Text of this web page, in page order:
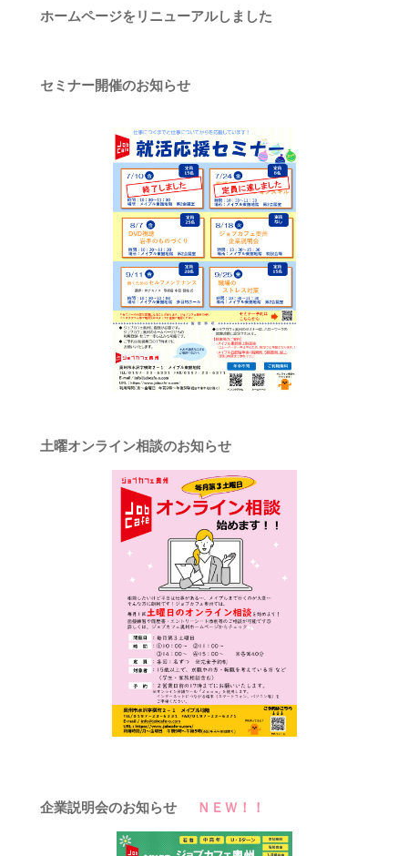
ホームページをリニューアルしました
セミナー開催のお知らせ
土曜オンライン相談のお知らせ
企業説明会のお知らせ ＮＥＷ！！